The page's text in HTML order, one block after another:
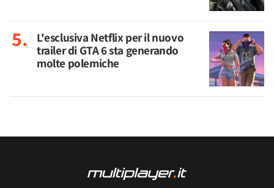
L'esclusiva Netflix per il nuovo
trailer di GTA 6 sta generando
molte polemiche